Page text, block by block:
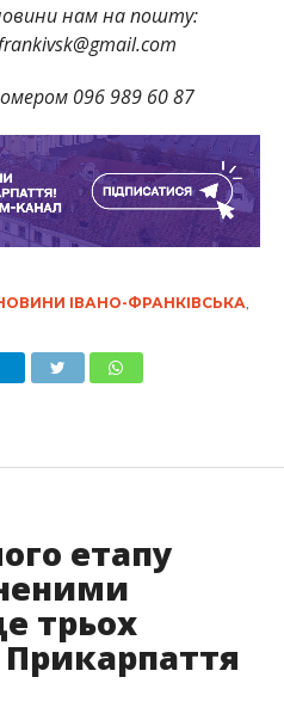
нам на пошту:
096 989 60 87
ІВАНО-ФРАНКІВСЬКА
етапу
трьох
Прикарпаття